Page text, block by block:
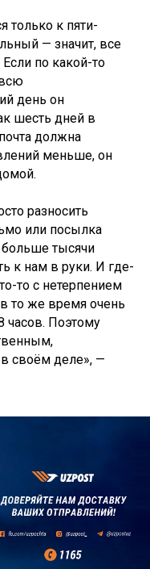
только к пяти-
— значит, все
по какой-то
день он
шесть дней в
должна
меньше, он
разносить
или посылка
больше тысячи
к нам в руки. И где-
то с нетерпением
то же время очень
часов. Поэтому
своём деле», —